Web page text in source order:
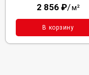
2 856 ₽/м²
В корзину